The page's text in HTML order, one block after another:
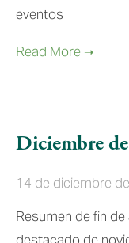
eventos
Diciembre
14 de diciembre
Resumen de fin